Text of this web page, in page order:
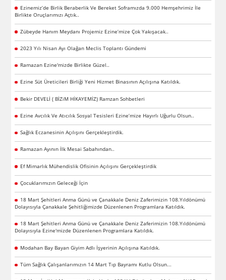
Ezinemiz’de Birlik Beraberlik Ve Bereket Soframızda 9.000 Hemşehrimiz İle
Birlikte Oruçlarımızı Açtık..
Zübeyde Hanım Meydanı Projemiz Ezine’mize Çok Yakışacak..
2023 Yılı Nisan Ayı Olağan Meclis Toplantı Gündemi
Ramazan Ezine'mizde Birlikte Güzel..
Ezine Süt Üreticileri Birliği Yeni Hizmet Binasının Açılışına Katıldık.
Bekir DEVELİ ( BİZiM HİKAYEMİZ) Ramzan Sohbetleri
Ezine Avcılık Ve Atıcılık Sosyal Tesisleri Ezine’mize Hayırlı Uğurlu Olsun..
Sağlık Eczanesinin Açılışını Gerçekleştirdik.
Ramazan Ayının İlk Mesai Sabahından..
Ef Mimarlık Mühendislik Ofisinin Açılışını Gerçekleştirdik
Çocuklarımızın Geleceği İçin
18 Mart Şehitleri Anma Günü ve Çanakkale Deniz Zaferimizin 108.Yıldönümü
Dolayısıyla Çanakkale Şehitliğimizde Düzenlenen Programlara Katıldık.
18 Mart Şehitleri Anma Günü ve Çanakkale Deniz Zaferimizin 108.Yıldönümü
Dolayısıyla Ezine'mizde Düzenlenen Programlara Katıldık.
Modahan Bay Bayan Giyim Adlı İşyerinin Açılışına Katıldık.
Tüm Sağlık Çalışanlarımızın 14 Mart Tıp Bayramı Kutlu Olsun...